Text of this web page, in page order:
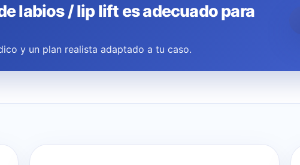
labios / lip lift es adecuado para
y un plan realista adaptado a tu caso.